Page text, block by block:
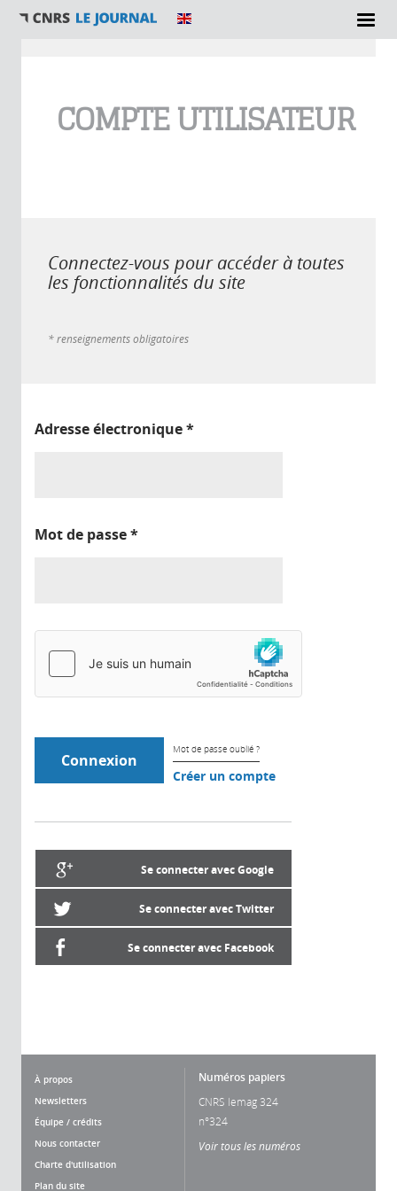
COMPTE UTILISATEUR
Connectez-vous pour accéder à toutes
les fonctionnalités du site
* renseignements obligatoires
Adresse électronique*
Mot de passe*
Mot de passe oublié ?
Créer un compte
Se connecter avec Google
Se connecter avec Twitter
Se connecter avec Facebook
À propos
Newsletters
Équipe / crédits
Nous contacter
Charte d'utilisation
Plan du site
Numéros papiers
CNRS lemag 324
n°324
Voir tous les numéros